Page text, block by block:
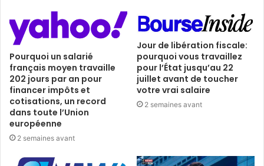
Pourquoi un salarié
français moyen travaille
202 jours par an pour
financer impôts et
cotisations, un record
dans toute l’Union
européenne
2 semaines avant
Jour de libération fiscale:
pourquoi vous travaillez
pour l’État jusqu’au 22
juillet avant de toucher
votre vrai salaire
2 semaines avant